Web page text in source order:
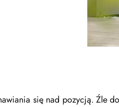
się nad pozycją. Źle